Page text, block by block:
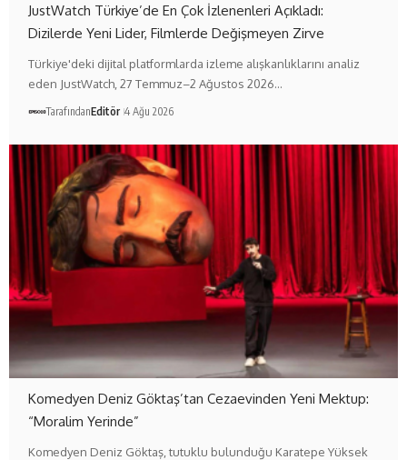
JustWatch Türkiye’de En Çok İzlenenleri Açıkladı:
Dizilerde Yeni Lider, Filmlerde Değişmeyen Zirve
Türkiye'deki dijital platformlarda izleme alışkanlıklarını analiz
eden JustWatch, 27 Temmuz–2 Ağustos 2026…
TarafındanEditör 4 Ağu 2026
Komedyen Deniz Göktaş’tan Cezaevinden Yeni Mektup:
“Moralim Yerinde”
Komedyen Deniz Göktaş, tutuklu bulunduğu Karatepe Yüksek